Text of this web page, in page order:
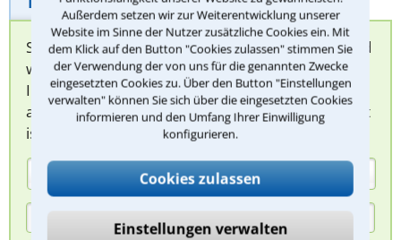
Außerdem setzen wir zur Weiterentwicklung unserer
Website im Sinne der Nutzer zusätzliche Cookies ein. Mit
dem Klick auf den Button "Cookies zulassen" stimmen Sie
der Verwendung der von uns für die genannten Zwecke
eingesetzten Cookies zu. Über den Button "Einstellungen
verwalten" können Sie sich über die eingesetzten Cookies
informieren und den Umfang Ihrer Einwilligung
konfigurieren.
Cookies zulassen
Einstellungen verwalten
Sie können hier Ihren Fall schildern. Anschließend
werden sich spezialisierte Rechtsanwälte bei
Ihnen melden, um das weitere Vorgehen
abzuklären. Die Rückmeldung durch einen Anwalt
ist für Sie kostenlos.
(Anrede)